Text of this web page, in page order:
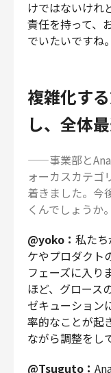
けではないけれ
責任を持って、
でいたいですね。
複雑化す
し、全体
——事業部と
ォーカスカテゴ
着きました。今
くんでしょうか。
@yoko： 私た
ケやプロダクト
フェーズに入り
ほど、グロース
ゼキューション
率的なことが起
ながら調整をし
@Tsuguto：